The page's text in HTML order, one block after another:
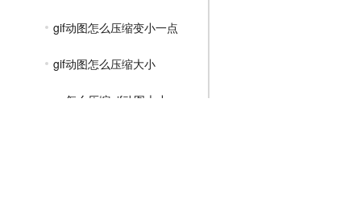
gif动图怎么压缩变小一点
gif动图怎么压缩大小
ps怎么压缩gif动图大小